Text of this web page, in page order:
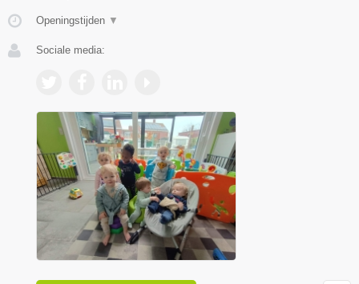
Openingstijden ▼
Sociale media: